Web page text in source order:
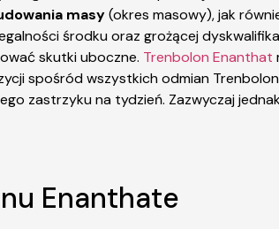
masy(okres masowy), jak
środku oraz grożącej
skutki uboczne. Trenbolon Enanthat
spośród wszystkich odmian
zastrzyku na tydzień. Zazwyczaj
Enanthate